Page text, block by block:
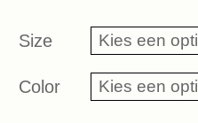
Size
Color